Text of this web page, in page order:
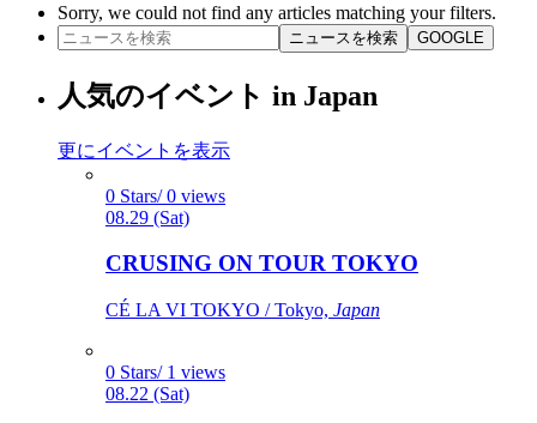
Sorry, we could not find any articles matching your filters.
ニュースを検索 GOOGLE
人気のイベント in Japan
更にイベントを表示
0 Stars/ 0 views
08.29 (Sat)
CRUSING ON TOUR TOKYO
CÉ LA VI TOKYO / Tokyo, Japan
0 Stars/ 1 views
08.22 (Sat)